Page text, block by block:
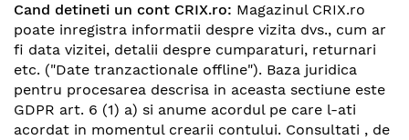
Cand detineti un cont CRIX.ro: Magazinul CRIX.ro
poate inregistra informatii despre vizita dvs., cum ar
fi data vizitei, detalii despre cumparaturi, returnari
etc. ("Date tranzactionale offline"). Baza juridica
pentru procesarea descrisa in aceasta sectiune este
GDPR art. 6 (1) a) si anume acordul pe care l-ati
acordat in momentul crearii contului. Consultati , de